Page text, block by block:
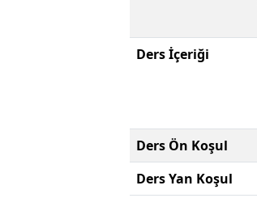
Ders İçeriği
Ders Ön Koşul
Ders Yan Koşul